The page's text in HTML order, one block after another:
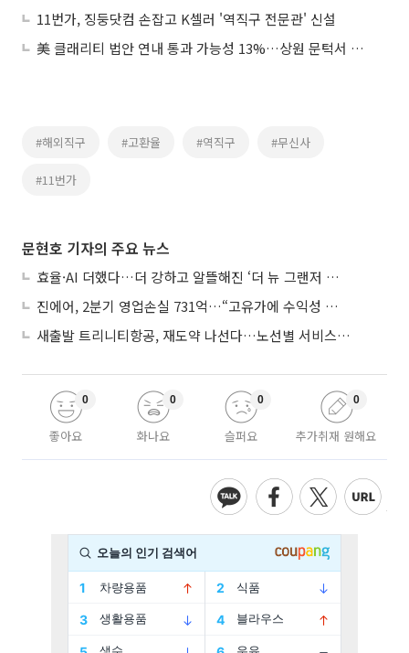
11번가, 징둥닷컴 손잡고 K셀러 '역직구 전문관' 신설
美 클래리티 법안 연내 통과 가능성 13%…상원 문턱서 제동
#해외직구 #고환율 #역직구 #무신사
#11번가
문현호 기자의 주요 뉴스
효율·AI 더했다…더 강하고 알뜰해진 ‘더 뉴 그랜저 하이브리드’
진에어, 2분기 영업손실 731억…“고유가에 수익성 악화”
새출발 트리니티항공, 재도약 나선다…노선별 서비스 차별화
좋아요
0
화나요
0
슬퍼요
0
추가취재 원해요
0